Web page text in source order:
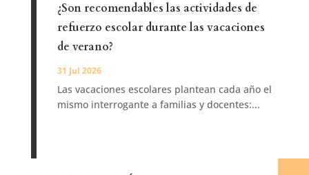
¿Son recomendables las actividades de
refuerzo escolar durante las vacaciones
de verano?
31 Jul 2026
Las vacaciones escolares plantean cada año el
mismo interrogante a familias y docentes:...